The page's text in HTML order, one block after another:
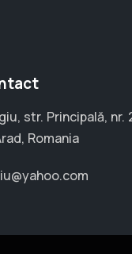
str. Principală, nr.
Romania